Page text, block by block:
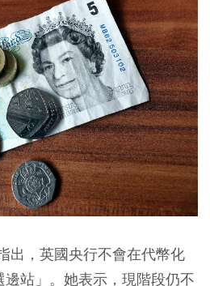
出，英國央行不會在代幣化
站」。她表示，現階段仍不